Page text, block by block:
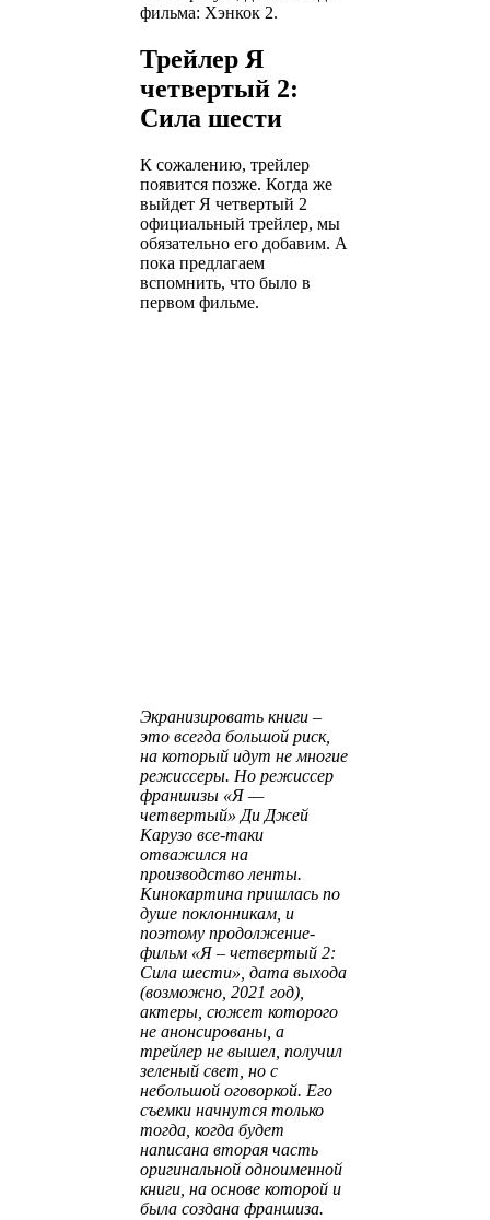
фильма: Хэнкок 2.
Трейлер Я
четвертый 2:
Сила шести
К сожалению, трейлер
появится позже. Когда же
выйдет Я четвертый 2
официальный трейлер, мы
обязательно его добавим. А
пока предлагаем
вспомнить, что было в
первом фильме.
Экранизировать книги –
это всегда большой риск,
на который идут не многие
режиссеры. Но режиссер
франшизы «Я —
четвертый» Ди Джей
Карузо все-таки
отважился на
производство ленты.
Кинокартина пришлась по
душе поклонникам, и
поэтому продолжение-
фильм «Я – четвертый 2:
Сила шести», дата выхода
(возможно, 2021 год),
актеры, сюжет которого
не анонсированы, а
трейлер не вышел, получил
зеленый свет, но с
небольшой оговоркой. Его
съемки начнутся только
тогда, когда будет
написана вторая часть
оригинальной одноименной
книги, на основе которой и
была создана франшиза.